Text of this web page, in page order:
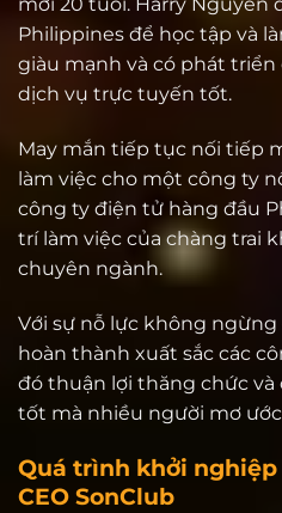
Philippines để học tập và
giàu mạnh và có phát
dịch vụ trực tuyến tốt.
May mắn tiếp tục nối tiếp
làm việc cho một công ty
công ty điện tử hàng đầu
trí làm việc của chàng trai
chuyên ngành.
Với sự nỗ lực không
hoàn thành xuất sắc các
đó thuận lợi thăng chức
tốt mà nhiều người mơ
Quá trình khởi nghiệp
CEO SonClub